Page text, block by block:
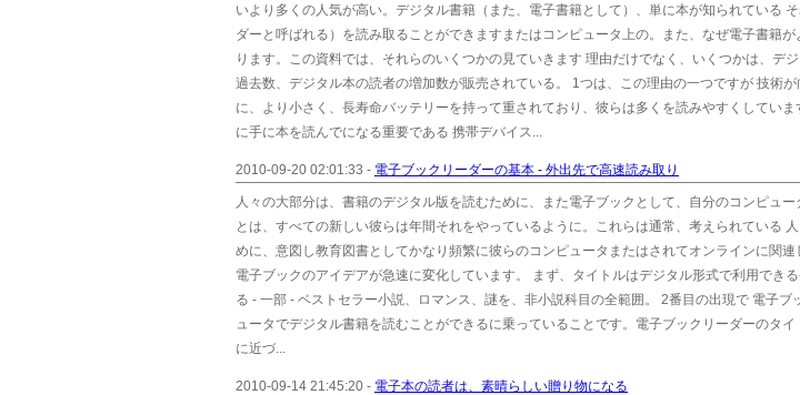
いより多くの人気が高い。デジタル書籍（また、電子書籍として）、単に本が知られている
ダーと呼ばれる）を読み取ることができますまたはコンピュータ上の。また、なぜ電子書籍
ります。この資料では、それらのいくつかの見ていきます 理由だけでなく、いくつかは、デ
過去数、デジタル本の読者の増加数が販売されている。 1つは、この理由の一つですが 技術
に、より小さく、長寿命バッテリーを持って重されており、彼らは多くを読みやすくしてい
に手に本を読んでになる重要である 携帯デバイス...
2010-09-20 02:01:33 - 電子ブックリーダーの基本 - 外出先で高速読み取り
人々の大部分は、書籍のデジタル版を読むために、また電子ブックとして、自分のコンピュ
とは、すべての新しい彼らは年間それをやっているように。これらは通常、考えられている
めに、意図し教育図書としてかなり頻繁に彼らのコンピュータまたはされてオンラインに関連
電子ブックのアイデアが急速に変化しています。 まず、タイトルはデジタル形式で利用でき
る - 一部 - ベストセラー小説、ロマンス、謎を、非小説科目の全範囲。 2番目の出現で 電子
ュータでデジタル書籍を読むことができるに乗っていることです。電子ブックリーダーのタ
に近づ...
2010-09-14 21:45:20 - 電子本の読者は、素晴らしい贈り物になる